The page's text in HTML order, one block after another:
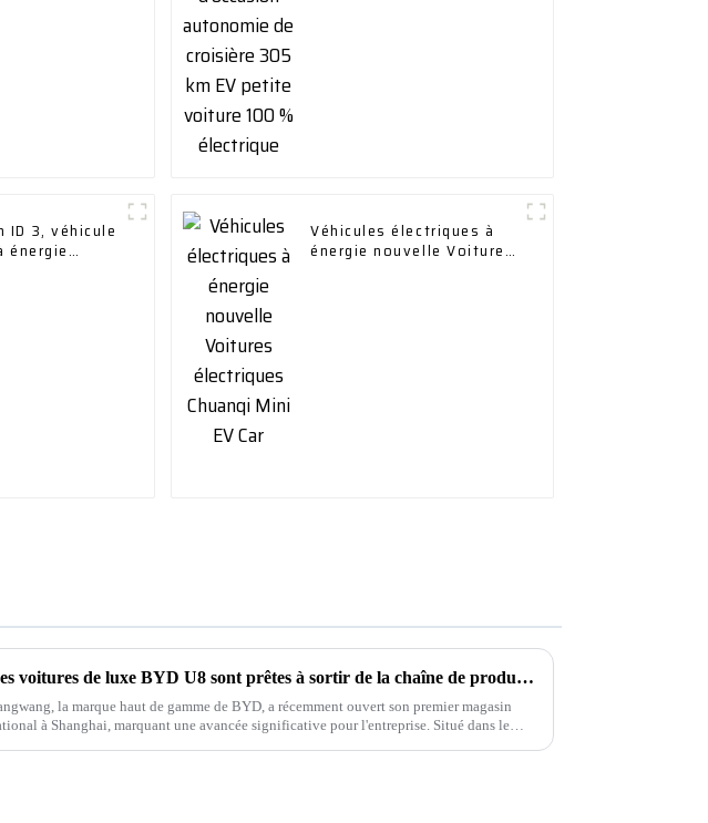
ID 3, véhicule
énergie
Véhicules électriques à
énergie nouvelle Voitures
Les voitures de luxe BYD U8 sont prêtes à sortir de la chaîne de production
la marque haut de gamme de BYD, a récemment ouvert son premier magasin
à Shanghai, marquant une avancée significative pour l'entreprise. Situé dans le